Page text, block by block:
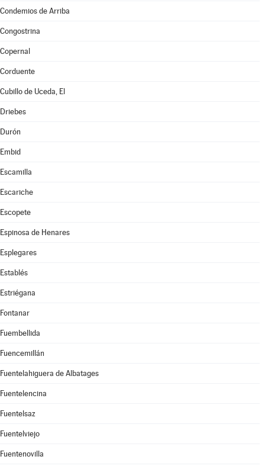
Condemios de Arriba
Congostrina
Copernal
Corduente
Cubillo de Uceda, El
Driebes
Durón
Embid
Escamilla
Escariche
Escopete
Espinosa de Henares
Esplegares
Establés
Estriégana
Fontanar
Fuembellida
Fuencemillán
Fuentelahiguera de Albatages
Fuentelencina
Fuentelsaz
Fuentelviejo
Fuentenovilla